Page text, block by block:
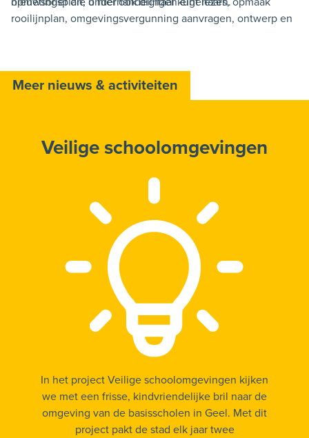
rooilijnplan, omgevingsvergunning aanvragen, ontwerp en
Meer nieuws & activiteiten
Veilige schoolomgevingen
In het project Veilige schoolomgevingen kijken
we met een frisse, kindvriendelijke bril naar de
omgeving van de basisscholen in Geel. Met dit
project pakt de stad elk jaar twee